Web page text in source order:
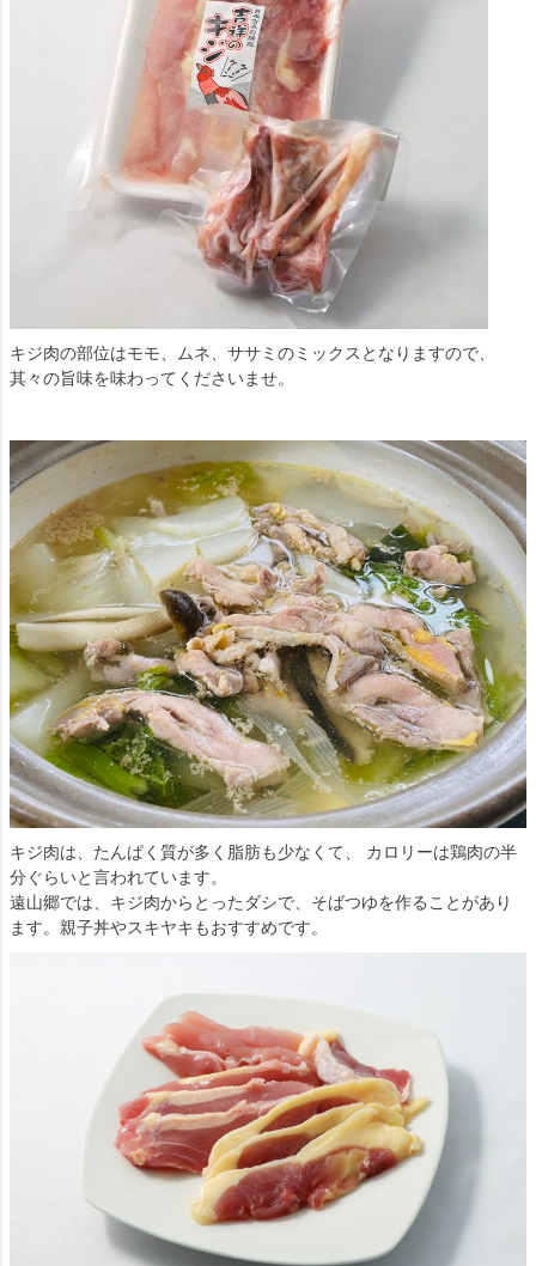
キジ肉の部位はモモ、ムネ、ササミのミックスとなりますので、
其々の旨味を味わってくださいませ。
キジ肉は、たんぱく質が多く脂肪も少なくて、 カロリーは鶏肉の半
分ぐらいと言われています。
遠山郷では、キジ肉からとったダシで、そばつゆを作ることがあり
ます。親子丼やスキヤキもおすすめです。